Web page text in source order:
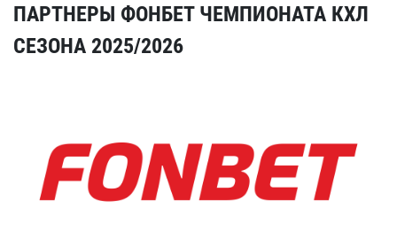
ПАРТНЕРЫ ФОНБЕТ ЧЕМПИОНАТА КХЛ
СЕЗОНА 2025/2026